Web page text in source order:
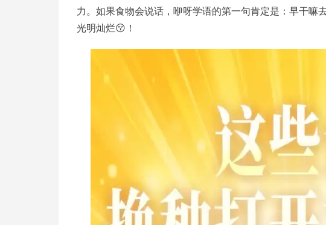
力。如果食物会说话，咿呀学语的第一句肯定是：早干嘛
光明灿烂😚！